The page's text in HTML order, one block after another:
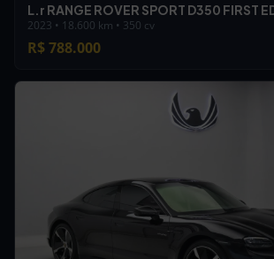
L.r RANGE ROVER SPORT D350 FIRST
2023 • 18.600 km • 350 cv
R$ 788.000